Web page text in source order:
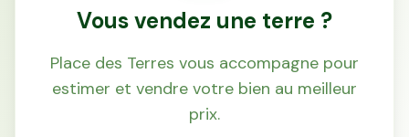
Vous vendez une terre ?
Place des Terres vous accompagne pour
estimer et vendre votre bien au meilleur
prix.